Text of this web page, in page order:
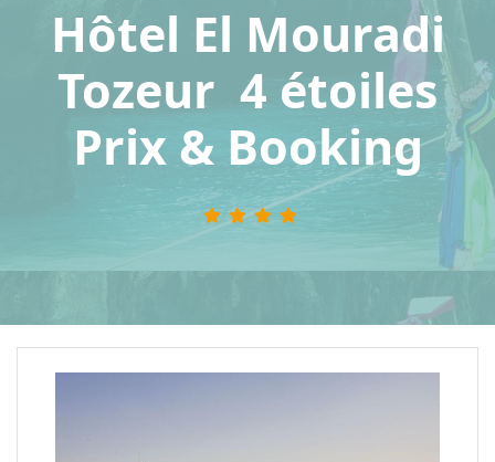
Hôtel El Mouradi
Tozeur 4 étoiles
Prix & Booking